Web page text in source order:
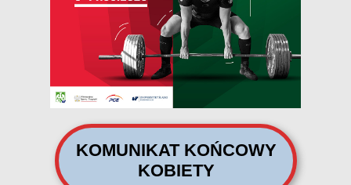
KOMUNIKAT KOŃCOWY
KOBIETY